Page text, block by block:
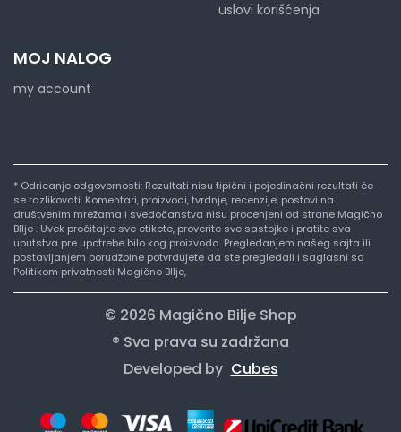
uslovi korišćenja
MOJ NALOG
my account
* Odricanje odgovornosti: Rezultati nisu tipični i pojedinačni rezultati će
se razlikovati. Komentari, proizvodi, tvrdnje, recenzije, postovi na
društvenim mrežama i svedočanstva nisu procenjeni od strane Magično
BIlje . Uvek pročitajte sve etikete, proverite sve sastojke i pratite sva
uputstva pre upotrebe bilo kog proizvoda. Pregledanjem našeg sajta ili
postavljanjem porudžbine potvrđujete da ste pregledali i saglasni sa
Politikom privatnosti Magično BIlje,
© 2026 Magično Bilje Shop
® Sva prava su zadržana
Developed by Cubes